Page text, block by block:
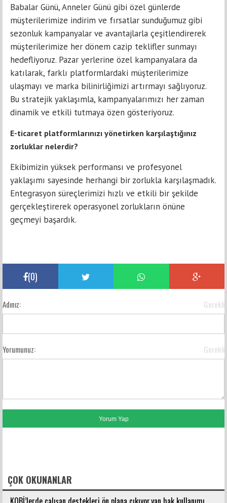
Babalar Günü, Anneler Günü gibi özel günlerde
müşterilerimize indirim ve fırsatlar sunduğumuz gibi
sezonluk kampanyalar ve avantajlarla çeşitlendirerek
müşterilerimize her dönem cazip teklifler sunmayı
hedefliyoruz. Pazar yerlerine özel kampanyalara da
katılarak, farklı platformlardaki müşterilerimize
ulaşmayı ve marka bilinirliğimizi artırmayı sağlıyoruz.
Bu stratejik yaklaşımla, kampanyalarımızı her zaman
dinamik ve etkili tutmaya özen gösteriyoruz.
E-ticaret platformlarınızı yönetirken karşılaştığınız
zorluklar nelerdir?
Ekibimizin yüksek performansı ve profesyonel
yaklaşımı sayesinde herhangi bir zorlukla karşılaşmadık.
Entegrasyon süreçlerimizi hızlı ve etkili bir şekilde
gerçekleştirerek operasyonel zorlukların önüne
geçmeyi başardık.
(0)
Adınız: Gerekli
Yorumunuz: Gerekli
ÇOK OKUNANLAR